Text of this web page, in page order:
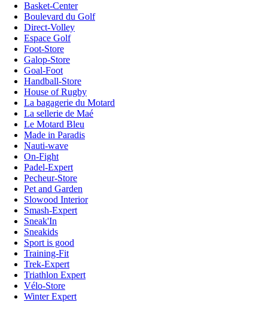
Basket-Center
Boulevard du Golf
Direct-Volley
Espace Golf
Foot-Store
Galop-Store
Goal-Foot
Handball-Store
House of Rugby
La bagagerie du Motard
La sellerie de Maé
Le Motard Bleu
Made in Paradis
Nauti-wave
On-Fight
Padel-Expert
Pecheur-Store
Pet and Garden
Slowood Interior
Smash-Expert
Sneak'In
Sneakids
Sport is good
Training-Fit
Trek-Expert
Triathlon Expert
Vélo-Store
Winter Expert